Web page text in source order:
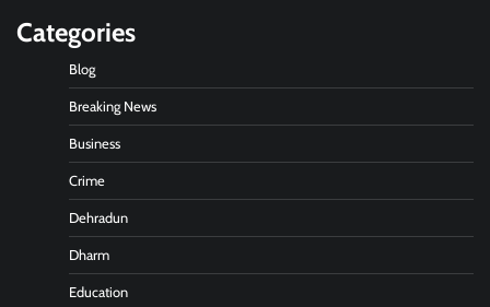
Categories
Blog
Breaking News
Business
Crime
Dehradun
Dharm
Education